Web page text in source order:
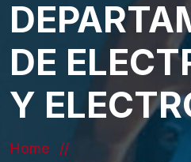
DE
Y
Home